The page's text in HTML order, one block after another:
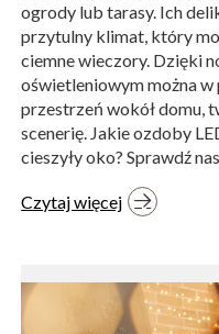
ogrody lub tarasy. Ich
przytulny klimat, który
ciemne wieczory. Dzięki
oświetleniowym można
przestrzeń wokół domu,
scenerię. Jakie ozdoby
cieszyły oko? Sprawdź
Czytaj więcej